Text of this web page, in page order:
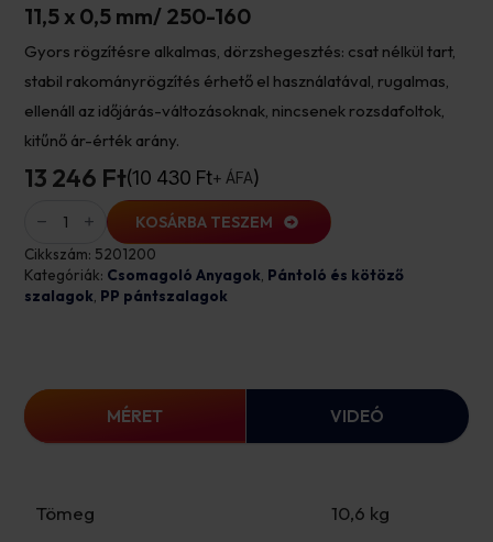
11,5 x 0,5 mm/ 250-160
Gyors rögzítésre alkalmas, dörzshegesztés: csat nélkül tart,
stabil rakományrögzítés érhető el használatával, rugalmas,
ellenáll az időjárás-változásoknak, nincsenek rozsdafoltok,
kitűnő ár-érték arány.
13 246 Ft 10 430 Ft+ ÁFA
pántszalag
x
0,5
mm/
250-
KOSÁRBA TESZEM
Cikkszám: 5201200
Kategóriák: Csomagoló Anyagok, Pántoló és kötöző
szalagok, PP pántszalagok
MÉRET VIDEÓ
Tömeg 10,6 kg